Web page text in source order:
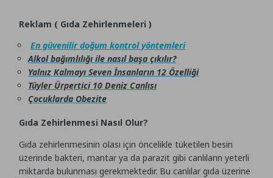
Reklam ( Gıda Zehirlenmeleri )
En güvenilir doğum kontrol yöntemleri
Alkol bağımlılığı ile nasıl başa çıkılır?
Yalnız Kalmayı Seven İnsanların 12 Özelliği
Tüyler Ürpertici 10 Deniz Canlısı
Çocuklarda Obezite
Gıda Zehirlenmesi Nasıl Olur?
Gıda zehirlenmesinin olası için öncelikle tüketilen besin
üzerinde bakteri, mantar ya da parazit gibi canlıların yeterli
miktarda bulunması gerekmektedir. Bu canlılar gıda üzerine